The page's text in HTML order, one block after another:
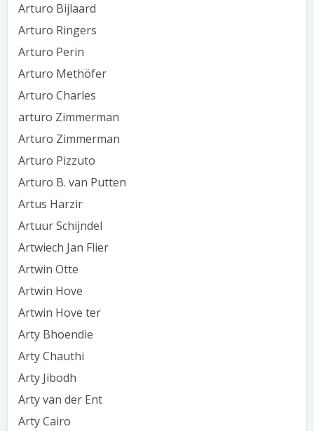
Arturo Bijlaard
Arturo Ringers
Arturo Perin
Arturo Methöfer
Arturo Charles
arturo Zimmerman
Arturo Zimmerman
Arturo Pizzuto
Arturo B. van Putten
Artus Harzir
Artuur Schijndel
Artwiech Jan Flier
Artwin Otte
Artwin Hove
Artwin Hove ter
Arty Bhoendie
Arty Chauthi
Arty Jibodh
Arty van der Ent
Arty Cairo